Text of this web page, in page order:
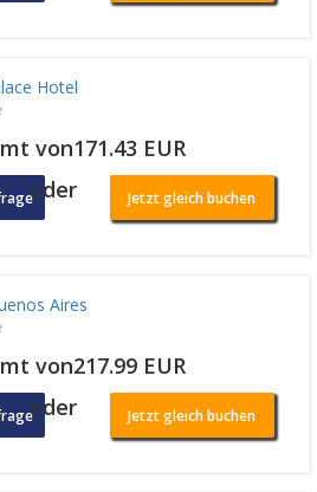
Hotel
von171.43 EUR
oder Jetzt gleich buchen
Aires
von217.99 EUR
oder Jetzt gleich buchen